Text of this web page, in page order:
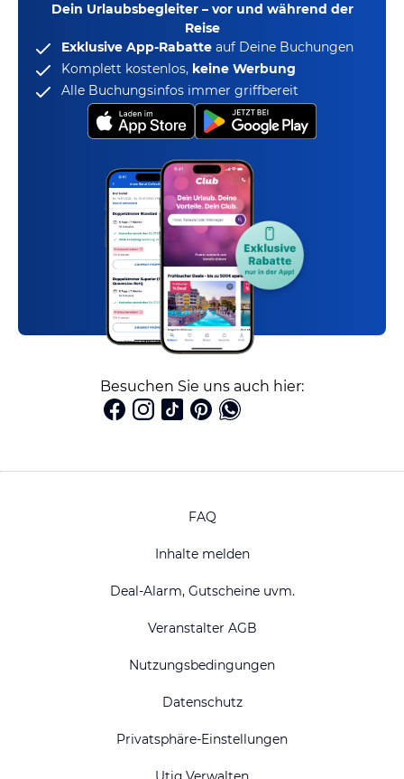
Dein Urlaubsbegleiter – vor und während der
Reise
Exklusive App-Rabatte auf Deine Buchungen
Komplett kostenlos, keine Werbung
Alle Buchungsinfos immer griffbereit
Besuchen Sie uns auch hier:
FAQ
Inhalte melden
Deal-Alarm, Gutscheine uvm.
Veranstalter AGB
Nutzungsbedingungen
Datenschutz
Privatsphäre-Einstellungen